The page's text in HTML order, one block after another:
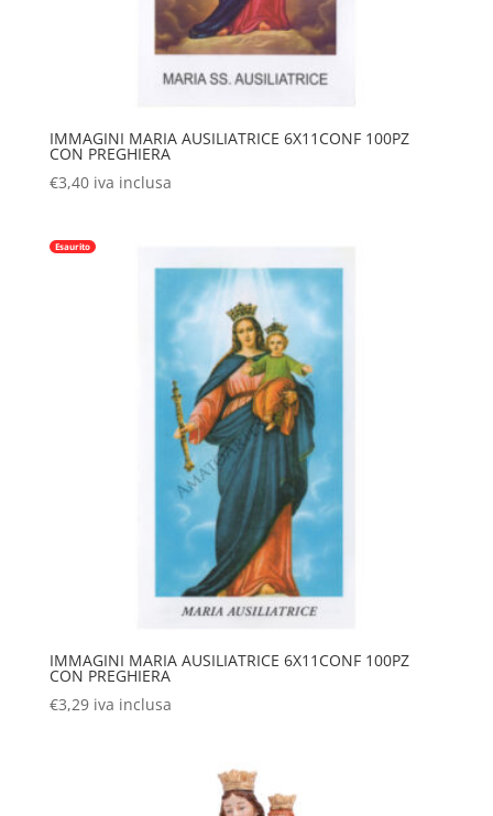
IMMAGINI MARIA AUSILIATRICE 6X11CONF 100PZ
CON PREGHIERA
€3,40 iva inclusa
Esaurito
IMMAGINI MARIA AUSILIATRICE 6X11CONF 100PZ
CON PREGHIERA
€3,29 iva inclusa